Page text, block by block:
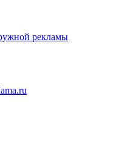
рекламы